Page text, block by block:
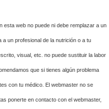
esta web no puede ni debe remplazar a un
un profesional de la nutrición o a tu
visual, etc. no puede sustituir la labor
que si tienes algún problema
con tu médico. El webmaster no se
ponerte en contacto con el webmaster,